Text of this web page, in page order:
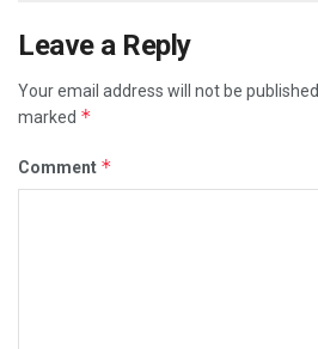
Leave a Reply
Your email address will not be published.
marked *
Comment *